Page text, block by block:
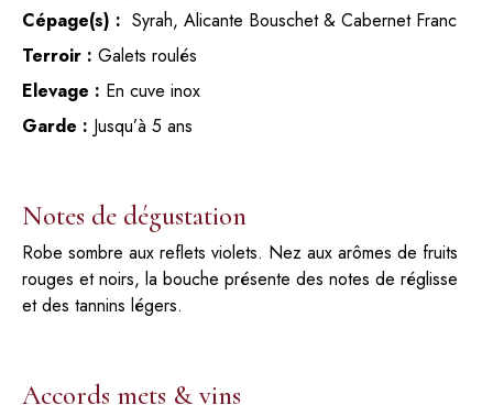
Cépage(s) : Syrah, Alicante Bouschet & Cabernet Franc
Terroir : Galets roulés
Elevage : En cuve inox
Garde : Jusqu’à 5 ans
Notes de dégustation
Robe sombre aux reflets violets. Nez aux arômes de fruits
rouges et noirs, la bouche présente des notes de réglisse
et des tannins légers.
Accords mets & vins